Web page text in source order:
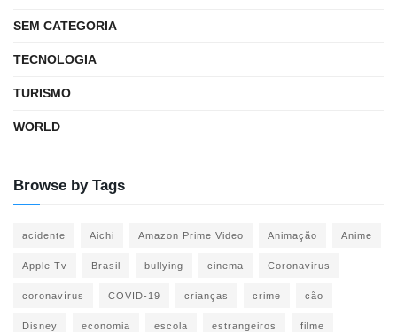
SEM CATEGORIA
TECNOLOGIA
TURISMO
WORLD
Browse by Tags
acidente Aichi Amazon Prime Video Animação Anime
Apple Tv Brasil bullying cinema Coronavirus
coronavírus COVID-19 crianças crime cão
Disney economia escola estrangeiros filme